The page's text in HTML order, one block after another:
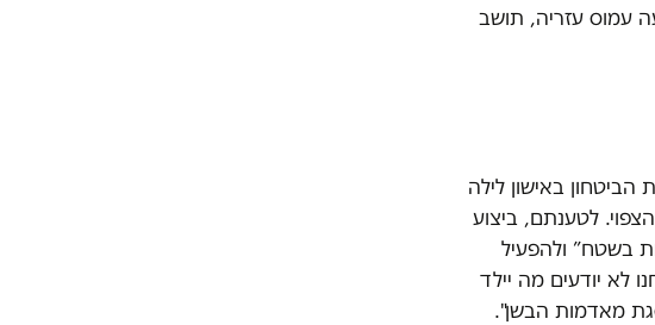
עמוס עזריה, תושב
באישון לילה
לטענתם, ביצוע
בשטח” ולהפעיל
לא יודעים מה יילד
מאדמות הבשן".